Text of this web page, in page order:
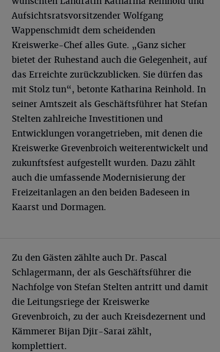
Aufsichtsratsvorsitzender Wolfgang
Wappenschmidt dem scheidenden
Kreiswerke-Chef alles Gute. „Ganz sicher
bietet der Ruhestand auch die Gelegenheit, auf
das Erreichte zurückzublicken. Sie dürfen das
mit Stolz tun“, betonte Katharina Reinhold. In
seiner Amtszeit als Geschäftsführer hat Stefan
Stelten zahlreiche Investitionen und
Entwicklungen vorangetrieben, mit denen die
Kreiswerke Grevenbroich weiterentwickelt und
zukunftsfest aufgestellt wurden. Dazu zählt
auch die umfassende Modernisierung der
Freizeitanlagen an den beiden Badeseen in
Kaarst und Dormagen.
Zu den Gästen zählte auch Dr. Pascal
Schlagermann, der als Geschäftsführer die
Nachfolge von Stefan Stelten antritt und damit
die Leitungsriege der Kreiswerke
Grevenbroich, zu der auch Kreisdezernent und
Kämmerer Bijan Djir-Sarai zählt,
komplettiert.